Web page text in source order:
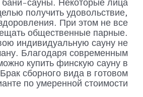
бани-сауны. Некоторые лица
получить удовольствие,
При этом не все
общественные парные.
индивидуальную сауну не
Благодаря современным
купить финскую сауну в
сборного вида в готовом
по умеренной стоимости.